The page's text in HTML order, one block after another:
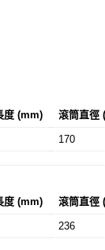
度 (mm) 滾筒直徑
170
度 (mm) 滾筒直徑
236